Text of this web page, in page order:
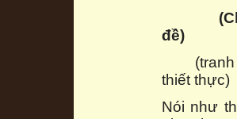
đề)
(tranh
thiết thực)
Nói như